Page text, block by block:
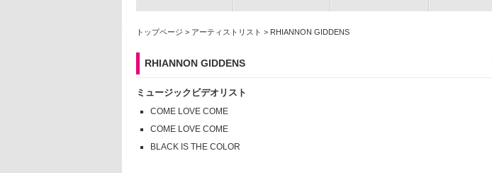
トップページ > アーティストリスト > RHIANNON GIDDENS
RHIANNON GIDDENS
ミュージックビデオリスト
COME LOVE COME
COME LOVE COME
BLACK IS THE COLOR